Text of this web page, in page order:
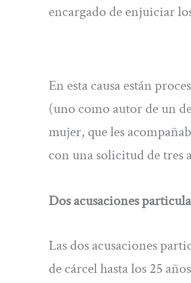
encargado de enjuiciar
En esta causa están
(uno como autor de un
mujer, que les
con una solicitud de
Dos acusaciones
Las dos acusaciones
de cárcel hasta los 25